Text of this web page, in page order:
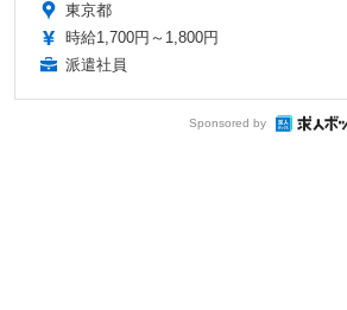
東京都
時給1,700円～1,800円
派遣社員
Sponsored by